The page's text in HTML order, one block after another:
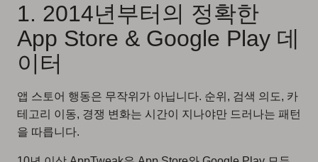
1. 2014년부터의 정확한
App Store & Google Play 데
이터
앱 스토어 행동은 무작위가 아닙니다. 순위, 검색 의도, 카
테고리 이동, 경쟁 변화는 시간이 지나야만 드러나는 패턴
을 따릅니다.